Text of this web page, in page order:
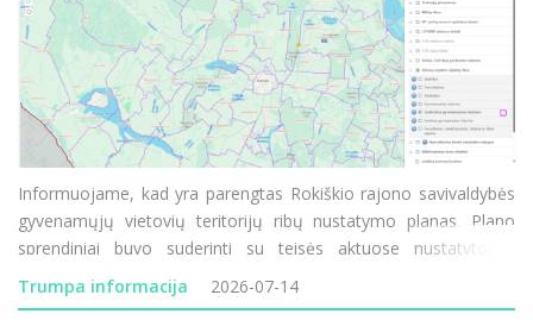
Informuojame, kad yra parengtas Rokiškio rajono savivaldybės
gyvenamųjų vietovių teritorijų ribų nustatymo planas. Plano
sprendiniai buvo suderinti su teisės aktuose nustatytomis
institucijomis. Su parengto plano sprendiniais ir suderintomis
gyvenamųjų vietovių teritorijų ribomis visuomenė g
Trumpa informacija 2026-07-14